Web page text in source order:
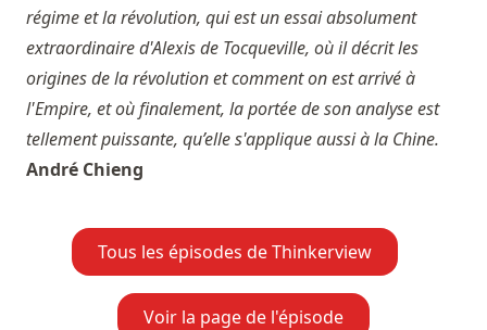
régime et la révolution, qui est un essai absolument
extraordinaire d'Alexis de Tocqueville, où il décrit les
origines de la révolution et comment on est arrivé à
l'Empire, et où finalement, la portée de son analyse est
tellement puissante, qu’elle s'applique aussi à la Chine.
André Chieng
Tous les épisodes de Thinkerview
Voir la page de l'épisode